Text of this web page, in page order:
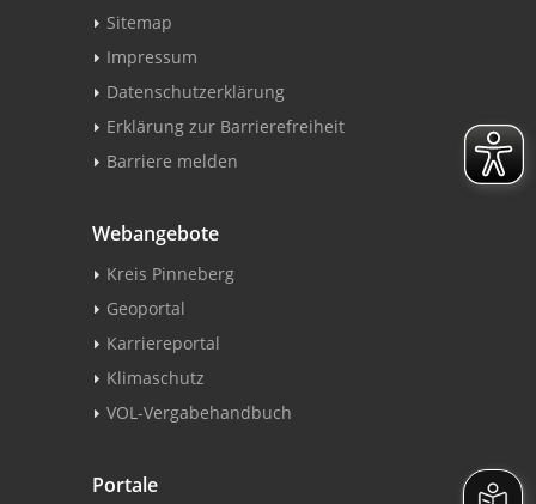
Sitemap
Impressum
Datenschutzerklärung
Erklärung zur Barrierefreiheit
Barriere melden
Webangebote
Kreis Pinneberg
Geoportal
Karriereportal
Klimaschutz
VOL-Vergabehandbuch
Portale